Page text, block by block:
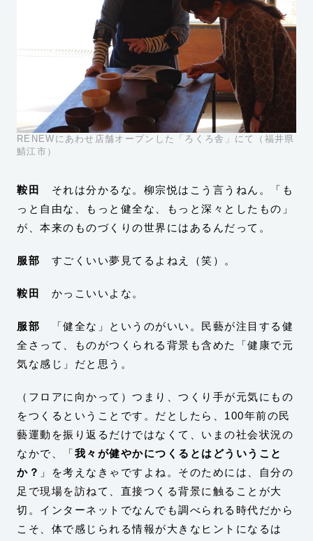
RENEWにあわせ店舗オープンした「ろくろ舎」にて（福井県
鯖江市）
鞍田
それは分かるな。柳宗悦はこう言うねん。「も
っと自由な、もっと健全な、もっと深々としたもの」
が、本来のものづくりの世界にはあるんだって。
服部 すごくいい夢見てるよねえ（笑）。
鞍田 かっこいいよな。
服部 「健全な」というのがいい。民藝が注目する健
全さって、ものがつくられる背景も含めた「健康で元
気な感じ」だと思う。
（フロアに向かって）つまり、つくり手が元気にもの
をつくるということです。だとしたら、100年前の民
藝運動を振り返るだけではなくて、いまの社会状況の
なかで、「我々が健やかにつくるとはどういうこと
か？ 」を考えなきゃですよね。そのためには、自分の
足で現場を訪ねて、直接つくる背景に触ることが大
切。インターネットでなんでも調べられる時代だから
こそ、体で感じられる情報が大きなヒントになるは